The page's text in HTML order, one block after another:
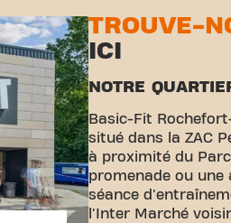
TROUVE-
ICI
NOTRE
Basic-Fit
situé dans la ZAC
à proximité du
promenade ou
séance
l'Inter Marché